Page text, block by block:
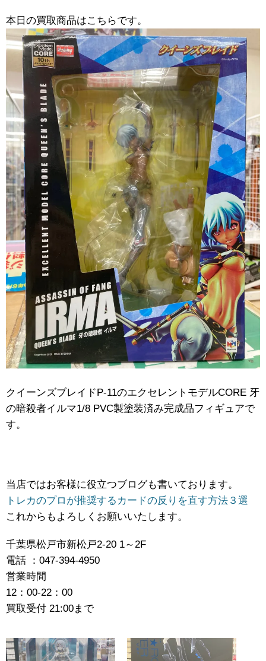
本日の買取商品はこちらです。
クイーンズブレイドP-11のエクセレントモデルCORE ​牙
の暗殺者イルマ​1/8 ​PVC製塗装済み完成品フィギュアで
す。
当店ではお客様に役立つブログも書いております。
トレカのプロが推奨するカードの反りを直す方法３選
これからもよろしくお願いいたします。
千葉県松戸市新松戸2-20 1～2F
電話 ：047-394-4950
営業時間
12：00-22：00
買取受付 21:00まで